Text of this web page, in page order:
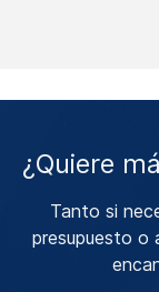
¿Quiere
Tanto si
presupuesto o